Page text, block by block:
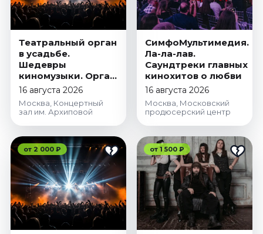
Театральный орган
в усадьбе.
Шедевры
киномузыки. Орган,
вокал, гитара
16 августа 2026
Москва, Концертный
зал им. Архиповой
СимфоМультимедия.
Ла-ла-лав.
Саундтреки главных
кинохитов о любви
16 августа 2026
Москва, Московский
продюсерский центр
от 2 000 ₽ от 1 500 ₽